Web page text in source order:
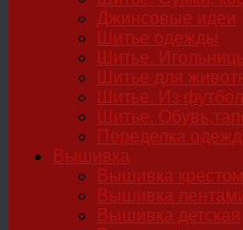
Джинсовые идеи
Шитье одежды
Шитье.
Шитье для
Шитье. Из
Шитье.
Переделка
Вышивка
Вышивка
Вышивка
Вышивка детская